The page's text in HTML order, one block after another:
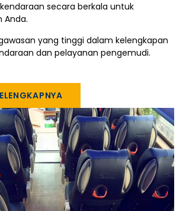
secara berkala untuk
Anda.
yang tinggi dalam kelengkapan
dan pelayanan pengemudi.